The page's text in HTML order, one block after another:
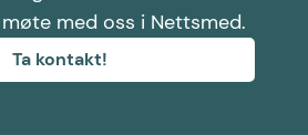
med oss i Nettsmed.
Ta kontakt!